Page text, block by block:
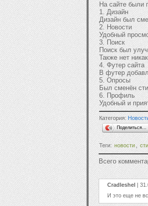
На сайте были
1. Дизайн
Дизайн был
2. Новости
Удобный
3. Поиск
Поиск был
Также нет
4. Футер сайта
В футер
5. Опросы
Был сменён
6. Профиль
Удобный и
Категория:
Поделиться…
Теги:новости,
Всего
Cradleshel |
И это еще не